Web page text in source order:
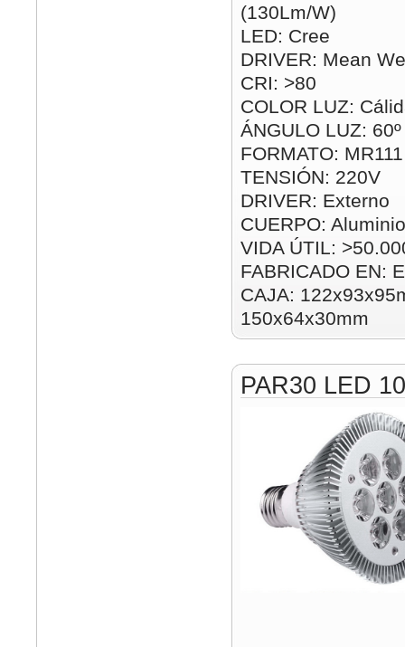
(130Lm/W)
LED: Cree
DRIVER: Mean
CRI: >80
COLOR LUZ:
ÁNGULO LUZ: 60º
FORMATO: MR111
TENSIÓN: 220V
DRIVER: Externo
CUERPO: Aluminio
VIDA ÚTIL:
FABRICADO EN:
CAJA:
150x64x30mm
PAR30 LED